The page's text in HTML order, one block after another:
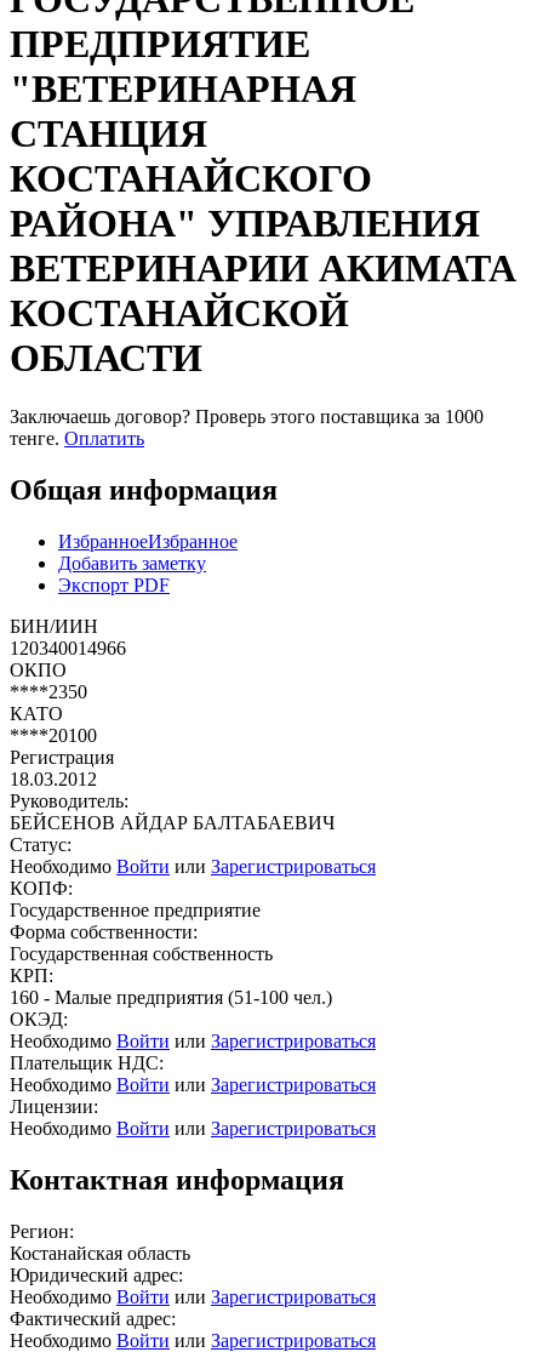
ПРЕДПРИЯТИЕ
"ВЕТЕРИНАРНАЯ
СТАНЦИЯ
КОСТАНАЙСКОГО
РАЙОНА" УПРАВЛЕНИЯ
ВЕТЕРИНАРИИ АКИМАТА
КОСТАНАЙСКОЙ
ОБЛАСТИ
Заключаешь договор? Проверь этого поставщика за 1000
тенге. Оплатить
Общая информация
ИзбранноеИзбранное
Добавить заметку
Экспорт PDF
БИН/ИИН
120340014966
ОКПО
****2350
КАТО
****20100
Регистрация
18.03.2012
Руководитель:
БЕЙСЕНОВ АЙДАР БАЛТАБАЕВИЧ
Статус:
Необходимо Войти или Зарегистрироваться
КОПФ:
Государственное предприятие
Форма собственности:
Государственная собственность
КРП:
160 - Малые предприятия (51-100 чел.)
ОКЭД:
Необходимо Войти или Зарегистрироваться
Плательщик НДС:
Необходимо Войти или Зарегистрироваться
Лицензии:
Необходимо Войти или Зарегистрироваться
Контактная информация
Регион:
Костанайская область
Юридический адрес:
Необходимо Войти или Зарегистрироваться
Фактический адрес:
Необходимо Войти или Зарегистрироваться